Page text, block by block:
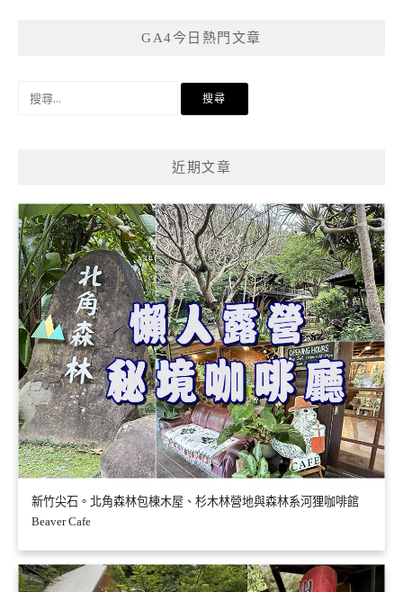
GA4今日熱門文章
近期文章
新竹尖石。北角森林包棟木屋、杉木林營地與森林系河狸咖啡館
Beaver Cafe